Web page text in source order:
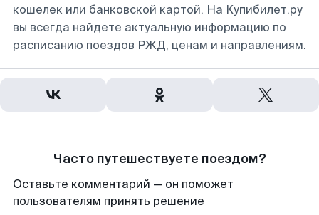
кошелек или банковской картой. На Купибилет.ру
вы всегда найдете актуальную информацию по
расписанию поездов РЖД, ценам и направлениям.
Часто путешествуете поездом?
Оставьте комментарий — он поможет
пользователям принять решение